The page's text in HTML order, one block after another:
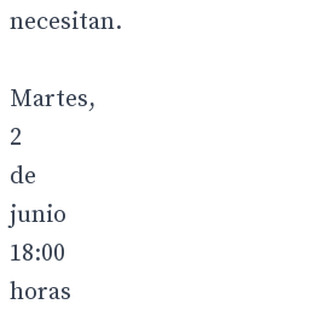
necesitan.
Martes,
2
de
junio
18:00
horas